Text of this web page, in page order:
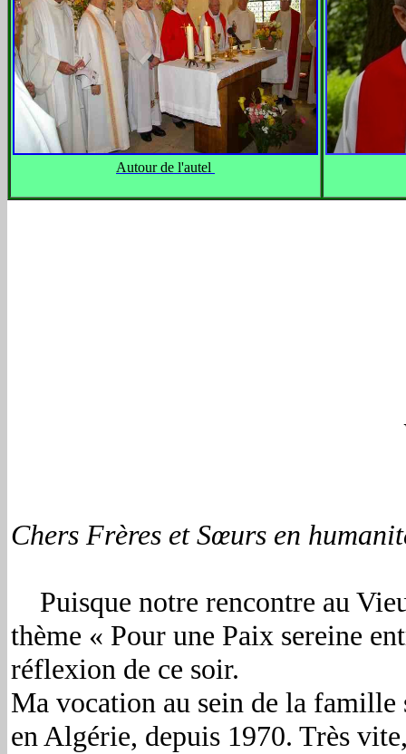
Autour de l'autel
Chers Frères et Sœurs en
Puisque notre rencontre au
thème « Pour une Paix sereine
réflexion de ce soir.
Ma vocation au sein de la famille
en Algérie, depuis 1970. Très